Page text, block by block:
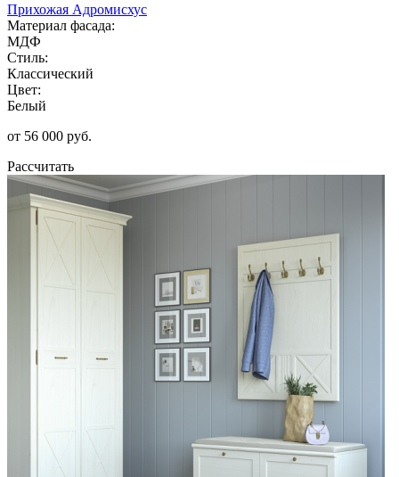
Прихожая Адромисхус
Материал фасада:
МДФ
Стиль:
Классический
Цвет:
Белый
от 56 000 руб.
Рассчитать